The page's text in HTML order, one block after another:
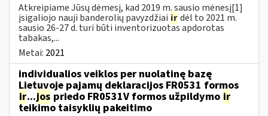
Atkreipiame Jūsų dėmesį, kad 2019 m. sausio mėnesį[1]
įsigaliojo nauji banderolių pavyzdžiai irdėl to 2021 m.
sausio 26-27 d. turi būti inventorizuotas apdorotas
tabakas,...
Metai: 2021
individualios veiklos per nuolatinę bazę
Lietuvoje pajamų deklaracijos FR0531 formos
ir...jos priedo FR0531V formos užpildymo ir
teikimo taisyklių pakeitimo